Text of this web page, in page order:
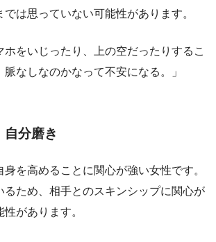
は思っていない可能性があります。
ホをいじったり、上の空だったりするこ
なしなのかなって不安になる。」
自分磨き
を高めることに関心が強い女性です。
るため、相手とのスキンシップに関心が
があります。